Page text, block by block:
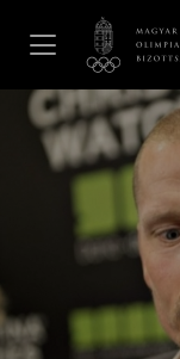
Hírek
Galéria
Dakar